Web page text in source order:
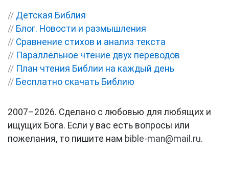
// Детская Библия
// Блог. Новости и размышления
// Сравнение стихов и анализ текста
// Параллельное чтение двух переводов
// План чтения Библии на каждый день
// Бесплатно скачать Библию
2007–2026. Сделано с любовью для любящих и
ищущих Бога. Если у вас есть вопросы или
пожелания, то пишите нам bible-man@mail.ru.